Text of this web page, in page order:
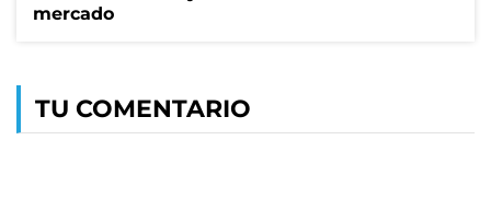
mercado
TU COMENTARIO